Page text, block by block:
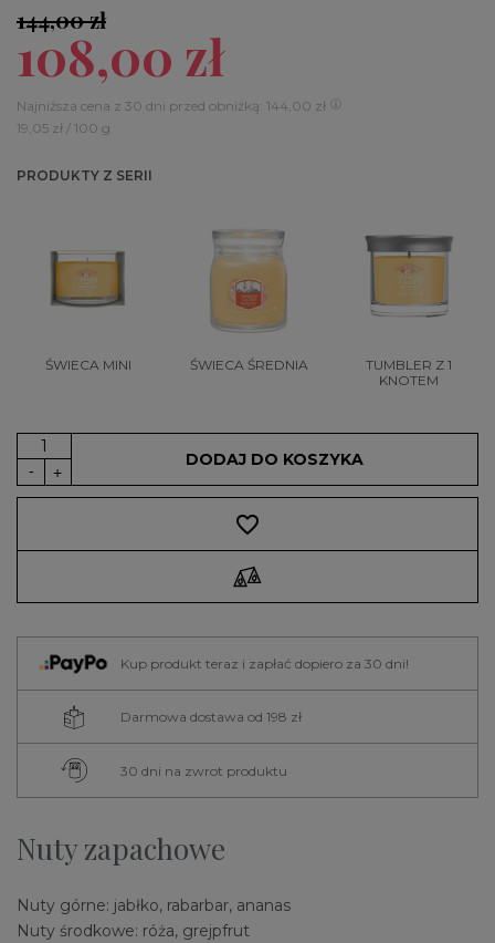
144,00 zł
108,00 zł
Najniższa cena z 30 dni przed obniżką: 144,00 zł
19,05 zł / 100 g
PRODUKTY Z SERII
ŚWIECA MINI ŚWIECA ŚREDNIA
TUMBLER Z 1
KNOTEM
DODAJ DO KOSZYKA
favorite_border
Kup produkt teraz i zapłać dopiero za 30 dni!
Darmowa dostawa od 198 zł
30 dni na zwrot produktu
Nuty zapachowe
Nuty górne: jabłko, rabarbar, ananas
Nuty środkowe: róża, grejpfrut